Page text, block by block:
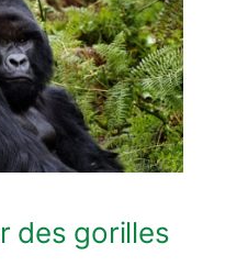
des gorilles